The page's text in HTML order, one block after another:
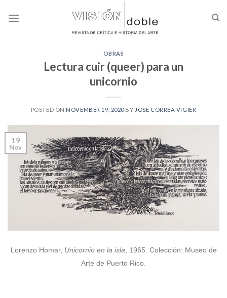
OBRAS
Lectura cuir (queer) para un
unicornio
POSTED ON NOVEMBER 19, 2020BY JOSÉ CORREA VIGIER
19
Nov
Lorenzo Homar, Unicornio en la isla , 1965. Colección: Museo de
Arte de Puerto Rico.